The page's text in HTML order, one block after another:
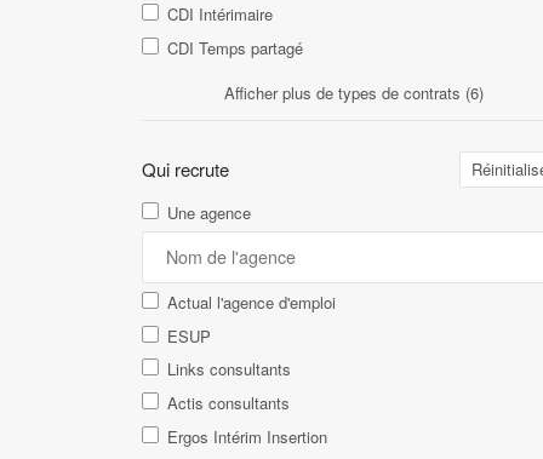
CDI Intérimaire
CDI Temps partagé
Afficher plus de types de contrats (6)
Qui recrute
Une agence
Actual l'agence d'emploi
ESUP
Links consultants
Actis consultants
Ergos Intérim Insertion